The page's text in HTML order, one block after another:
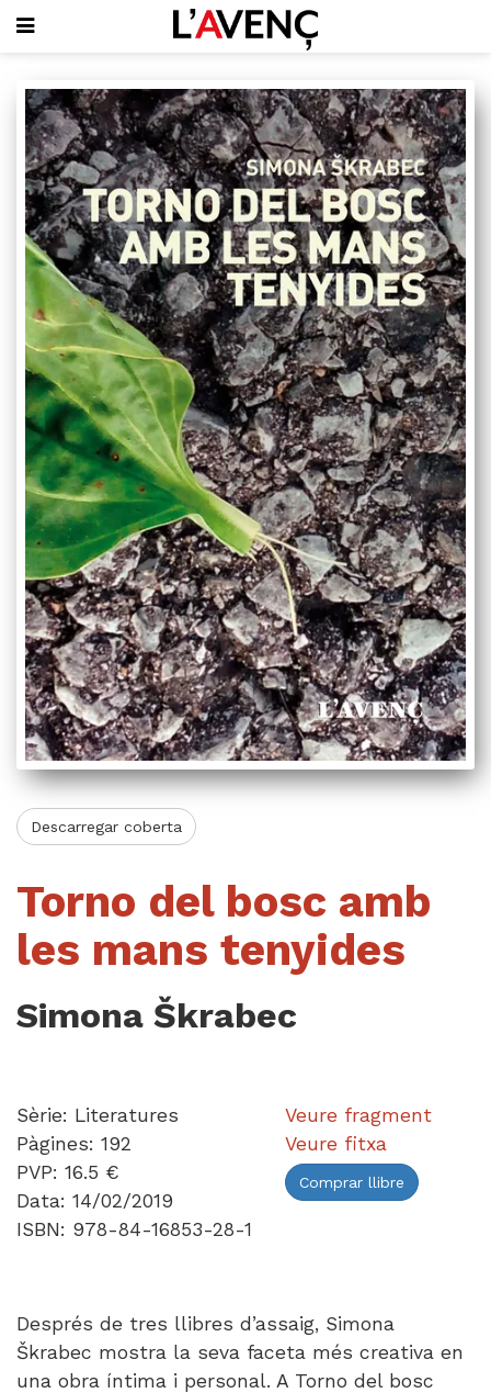
PORTADA
QUI SOM
L'AVENÇ PAPER
PLECS D'HISTÒRIA LOCAL
LLIBRES
PUBLICITAT
AGENDA
VIDEOTECA
Focus
Entrevistes
Actualitat
El llibre de la setmana
Mirador
Videoteca
Termes legals
SUBSCRIU-T'HI
Descarregar coberta
Torno del bosc amb
les mans tenyides
Simona Škrabec
Sèrie: Literatures
Pàgines: 192
PVP: 16.5 €
Data: 14/02/2019
ISBN: 978-84-16853-28-1
Veure fragment
Veure fitxa
Comprar llibre
Després de tres llibres d’assaig, Simona
Škrabec mostra la seva faceta més creativa en
una obra íntima i personal. A Torno del bosc